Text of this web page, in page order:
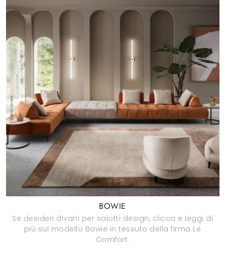
BOWIE
Se desideri divani per salotti design, clicca e leggi di
più sul modello Bowie in tessuto della firma Le
Comfort.